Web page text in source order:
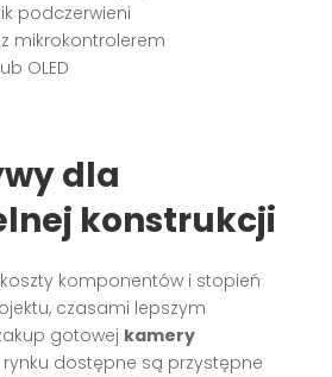
podczerwieni
mikrokontrolerem
OLED
dla
konstrukcji
komponentów i stopień
czasami lepszym
gotowej kamery
rynku dostępne są przystępne